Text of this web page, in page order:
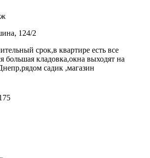
124/2
срок,в квартире есть все
большая кладовка,окна выходят на
садик ,магазин